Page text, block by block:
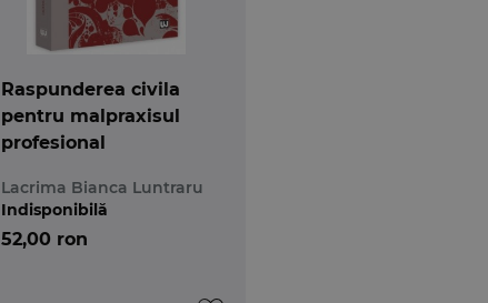
Raspunderea civila
pentru malpraxisul
profesional
Lacrima Bianca Luntraru
52,00 ron
Indisponibilă